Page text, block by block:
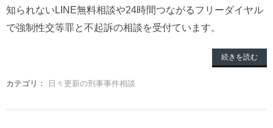
知られないLINE無料相談や24時間つながるフリーダイヤル
で強制性交等罪と不起訴の相談を受付ています。
続きを読む
カテゴリ： 日々更新の刑事事件相談